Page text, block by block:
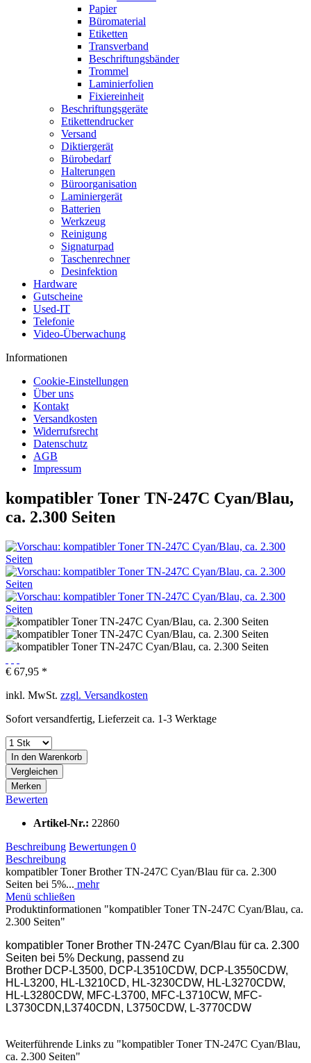
Papier
Büromaterial
Etiketten
Transverband
Beschriftungsbänder
Trommel
Laminierfolien
Fixiereinheit
Beschriftungsgeräte
Etikettendrucker
Versand
Diktiergerät
Bürobedarf
Halterungen
Büroorganisation
Laminiergerät
Batterien
Werkzeug
Reinigung
Signaturpad
Taschenrechner
Desinfektion
Hardware
Gutscheine
Used-IT
Telefonie
Video-Überwachung
Informationen
Cookie-Einstellungen
Über uns
Kontakt
Versandkosten
Widerrufsrecht
Datenschutz
AGB
Impressum
kompatibler Toner TN-247C Cyan/Blau,
ca. 2.300 Seiten
€ 67,95 *
inkl. MwSt. zzgl. Versandkosten
Sofort versandfertig, Lieferzeit ca. 1-3 Werktage
In den Warenkorb
Vergleichen
Merken
Bewerten
Artikel-Nr.: 22860
Beschreibung Bewertungen 0
Beschreibung
kompatibler Toner Brother TN-247C Cyan/Blau für ca. 2.300
Seiten bei 5%... mehr
Menü schließen
Produktinformationen "kompatibler Toner TN-247C Cyan/Blau, ca.
2.300 Seiten"
kompatibler Toner Brother TN-247C Cyan/Blau für ca. 2.300
Seiten bei 5% Deckung, passend zu
Brother DCP-L3500, DCP-L3510CDW, DCP-L3550CDW,
HL-L3200, HL-L3210CD, HL-3230CDW, HL-L3270CDW,
HL-L3280CDW, MFC-L3700, MFC-L3710CW, MFC-
L3730CDN,L3740CDN, L3750CDW, L-3770CDW
Weiterführende Links zu "kompatibler Toner TN-247C Cyan/Blau,
ca. 2.300 Seiten"